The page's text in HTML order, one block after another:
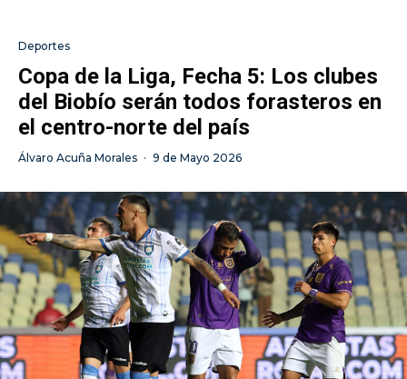
Deportes
Copa de la Liga, Fecha 5: Los clubes
del Biobío serán todos forasteros en
el centro-norte del país
Álvaro Acuña Morales · 9 de Mayo 2026